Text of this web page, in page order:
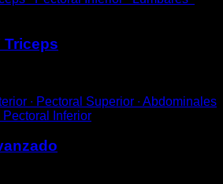
Triceps
∙ Pectoral Superior ∙ Abdominales
Pectoral Inferior